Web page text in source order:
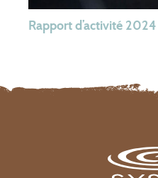
Rapport d’activité 2024